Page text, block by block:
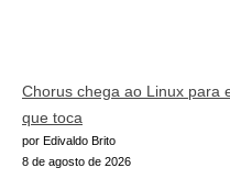
Chorus chega ao Linux para
que toca
por Edivaldo Brito
8 de agosto de 2026